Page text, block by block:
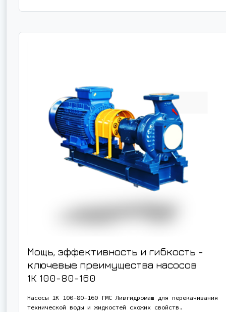
Мощь, эффективность и гибкость -
ключевые преимущества насосов
1К 100-80-160
Насосы 1К 100-80-160 ГМС Ливгидромаш для перекачивания
технической воды и жидкостей схожих свойств.